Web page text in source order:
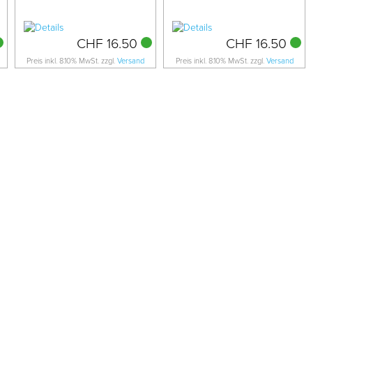
CHF 16.50
Preis inkl. 8.10% MwSt. zzgl. Versand
CHF 16.50
Preis inkl. 8.10% MwSt. zzgl. Versand